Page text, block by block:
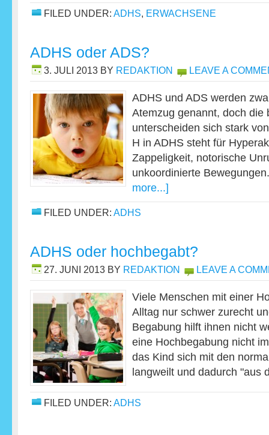
FILED UNDER: ADHS, ERWACHSENE
ADHS oder ADS?
3. JULI 2013 BY REDAKTION LEAVE A
ADHS und ADS werden
Atemzug genannt, doch die
unterscheiden sich stark
H in ADHS steht für
Zappeligkeit, notorische
unkoordinierte
more...]
FILED UNDER: ADHS
ADHS oder hochbegabt?
27. JUNI 2013 BY REDAKTION LEAVE A
Viele Menschen mit einer
Alltag nur schwer zurecht
Begabung hilft ihnen nicht
eine Hochbegabung nicht
das Kind sich mit den
langweilt und dadurch
FILED UNDER: ADHS